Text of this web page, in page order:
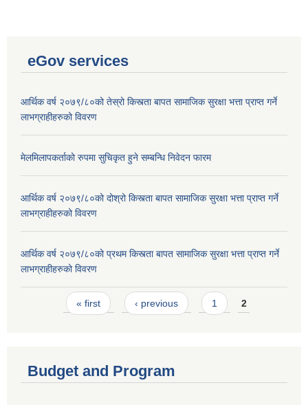
eGov services
आर्थिक वर्ष २०७९/८०को तेस्रो किस्त्ता बापत सामाजिक सुरक्षा भत्ता प्राप्त गर्ने
लाभग्राहीहरुको विवरण
मेलमिलापकर्ताको रुपमा सुचिकृत हुने सम्बन्धि निवेदन फारम
आर्थिक वर्ष २०७९/८०को दोश्रो किस्त्ता बापत सामाजिक सुरक्षा भत्ता प्राप्त गर्ने
लाभग्राहीहरुको विवरण
आर्थिक वर्ष २०७९/८०को प्रथम किस्त्ता बापत सामाजिक सुरक्षा भत्ता प्राप्त गर्ने
लाभग्राहीहरुको विवरण
Pages« first ‹ previous 1 2
Budget and Program